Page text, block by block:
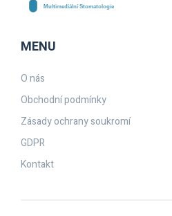
MENU
O nás
Obchodní podmínky
Zásady ochrany soukromí
GDPR
Kontakt